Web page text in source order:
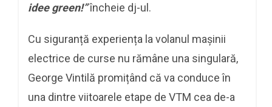
idee green!”încheie dj-ul.
Cu siguranță experiența la volanul mașinii
electrice de curse nu rămâne una singulară,
George Vintilă promițând că va conduce în
una dintre viitoarele etape de VTM cea de-a